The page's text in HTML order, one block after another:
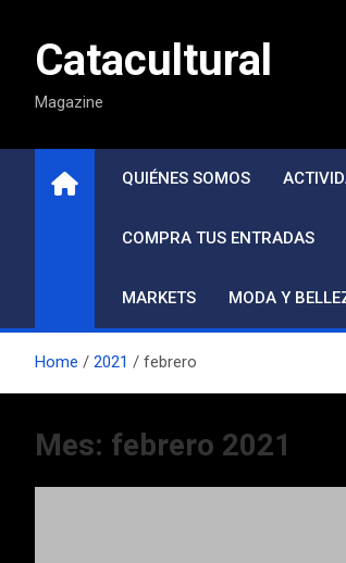
contenidoCatacultural
Magazine
QUIÉNES SOMOS
COMPRA TUS ENTRADAS
MARKETS MODA Y
Home 2021 febrero
Mes: febrero 2021